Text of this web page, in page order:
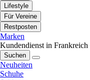
Lifestyle
Für Vereine
Restposten
Marken
Kundendienst in Frankreich
Suchen
Neuheiten
Schuhe